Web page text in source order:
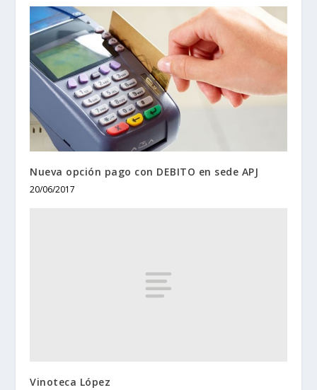
Nueva opción pago con DEBITO en sede APJ
20/06/2017
Vinoteca López